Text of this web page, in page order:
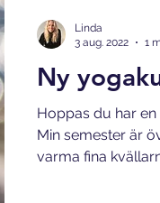
Ny
Hoppas du har
Min semester är
varma fina
Linda
3 aug. 2022
1